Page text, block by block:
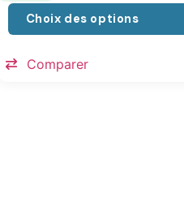
Choix des options
Comparer